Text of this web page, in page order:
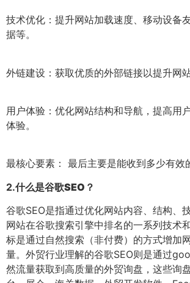
技术优化：提升网站加载速度、移动设备
据等。
外链建设：获取优质的外部链接以提升网站
用户体验：优化网站结构和导航，提高用
体验。
最核心要素： 最后主要是能收到多少有效
2.什么是谷歌SEO？
谷歌SEO是指通过优化网站内容、结构、
网站在谷歌搜索引擎中排名的一系列技术
标是通过自然搜索（非付费）的方式增加
量。外贸行业理解的谷歌SEO则是通过
然流量获取到高质量的外贸询盘，这些询